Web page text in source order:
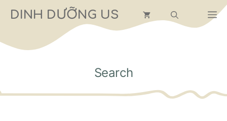
đến
dung
DINH DƯỠNG US
Search